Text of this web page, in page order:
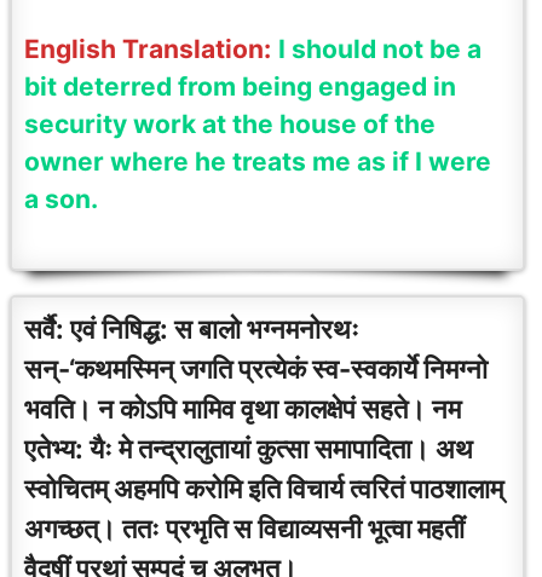
English Translation: I should not be a
bit deterred from being engaged in
security work at the house of the
owner where he treats me as if I were
a son.
सर्वै: एवं निषिद्ध: स बालो भग्नमनोरथः
सन्-‘कथमस्मिन् जगति प्रत्येकं स्व-स्वकार्ये निमग्नो
भवति। न कोऽपि मामिव वृथा कालक्षेपं सहते। नम
एतेभ्य: यैः मे तन्द्रालुतायां कुत्सा समापादिता। अथ
स्वोचितम् अहमपि करोमि इति विचार्य त्वरितं पाठशालाम्
अगच्छत्। ततः प्रभृति स विद्याव्यसनी भूत्वा महतीं
वैदुषीं प्रथां सम्पदं च अलभत।